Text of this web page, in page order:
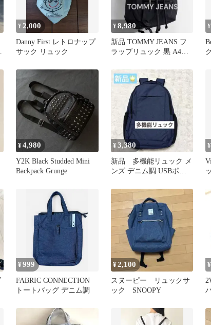
¥ 2,000
Danny First レトロナップ
サック リュック
¥8,980
新品 TOMMY JEANS フ
ラップリュック 黒 A4対
¥
¥4,980
Y2K Black Studded Mini
Backpack Grunge
¥3,380
新品 多機能リュック メ
ンズ デニム調 USBポー
ック
¥
¥999
FABRIC CONNECTION
トートバッグ デニム調
¥2,100
スヌーピー リュックサ
ック SNOOPY
¥